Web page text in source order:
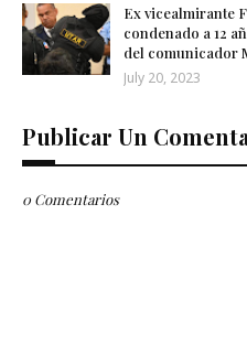
Ex vicealmirante
condenado a 12
del comunicador
July 20, 2023
Publicar Un
0 Comentarios